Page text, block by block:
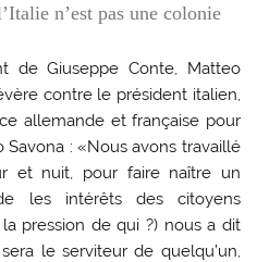
n’est pas une colonie
de Giuseppe Conte, Matteo
contre le président italien,
allemande et française pour
: «Nous avons travaillé
et nuit, pour faire naître un
les intérêts des citoyens
pression de qui ?) nous a dit
le serviteur de quelqu’un,